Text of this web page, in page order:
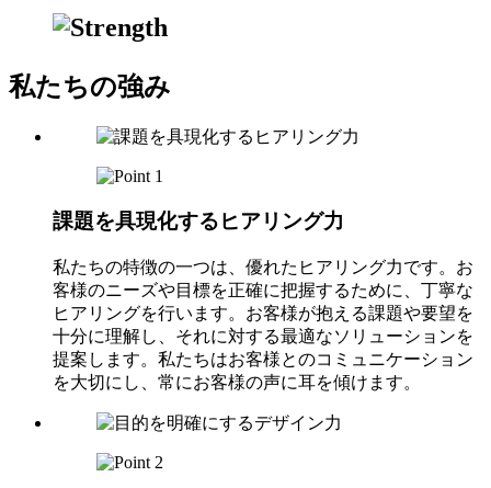
私たちの強み
課題を具現化するヒアリング力
私たちの特徴の一つは、優れたヒアリング力です。お
客様のニーズや目標を正確に把握するために、丁寧な
ヒアリングを行います。お客様が抱える課題や要望を
十分に理解し、それに対する最適なソリューションを
提案します。私たちはお客様とのコミュニケーション
を大切にし、常にお客様の声に耳を傾けます。